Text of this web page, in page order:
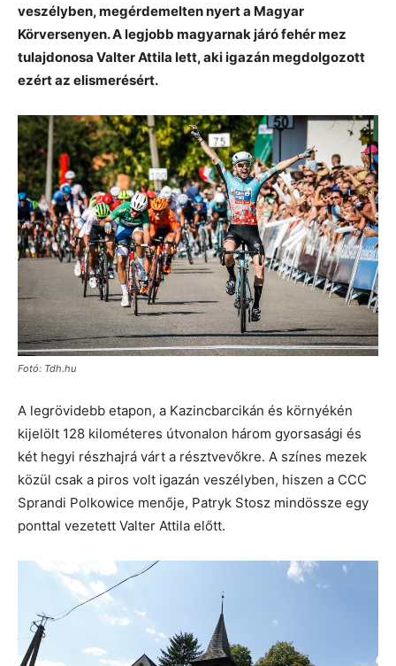
veszélyben, megérdemelten nyert a Magyar
Körversenyen. A legjobb magyarnak járó fehér mez
tulajdonosa Valter Attila lett, aki igazán megdolgozott
ezért az elismerésért.
Fotó: Tdh.hu
A legrövidebb etapon, a Kazincbarcikán és környékén
kijelölt 128 kilométeres útvonalon három gyorsasági és
két hegyi részhajrá várt a résztvevőkre. A színes mezek
közül csak a piros volt igazán veszélyben, hiszen a CCC
Sprandi Polkowice menője, Patryk Stosz mindössze egy
ponttal vezetett Valter Attila előtt.